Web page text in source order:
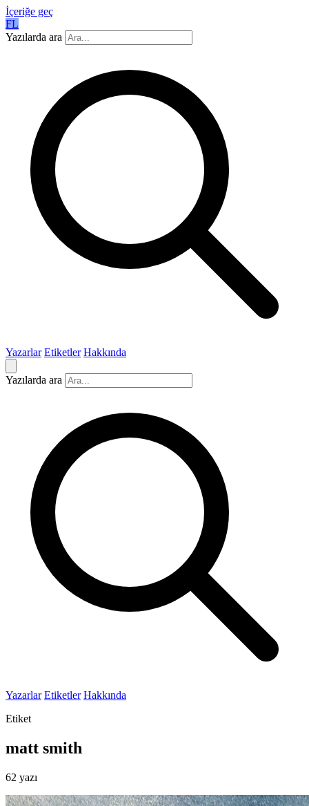
İçeriğe geç
FL
Yazılarda ara
Yazarlar Etiketler Hakkında
Yazılarda ara
Yazarlar Etiketler Hakkında
Etiket
matt smith
62 yazı